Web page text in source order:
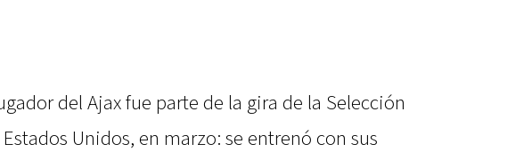
del Ajax fue parte de la gira de la Selección
Unidos, en marzo: se entrenó con sus